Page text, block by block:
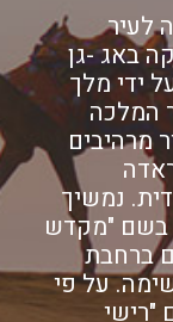
לעיר
באג -גן
ידי מלך
המלכה
מרהיבים
נמשיך
בשם "מקדש
ברחבת
על פי
"רישי